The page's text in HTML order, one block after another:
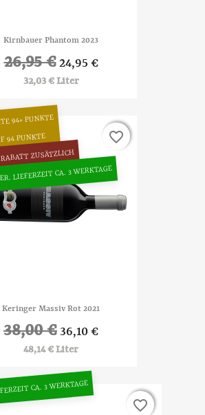
Kirnbauer Phantom 2023
26,95 € 24,95 €
32,03 € Liter
Keringer Massiv Rot 2021
38,00 €36,10 €
48,14 € Liter
94+ PUNKTE
94 PUNKTE
ZUSÄTZLICH
LIEFERZEIT CA. 3 WERKTAGE
favorite_border
favorite_border
CA. 3 WERKTAGE
favorite_border
favorite_border